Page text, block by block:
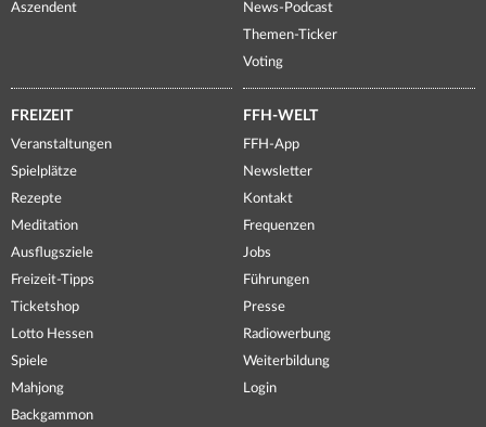
Aszendent
News-Podcast
Themen-Ticker
Voting
FREIZEIT
Veranstaltungen
Spielplätze
Rezepte
Meditation
Ausflugsziele
Freizeit-Tipps
Ticketshop
Lotto Hessen
Spiele
Mahjong
Backgammon
FFH-WELT
FFH-App
Newsletter
Kontakt
Frequenzen
Jobs
Führungen
Presse
Radiowerbung
Weiterbildung
Login